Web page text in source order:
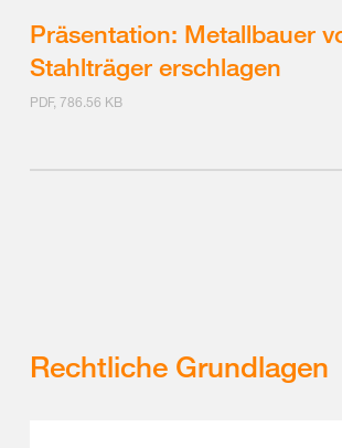
Präsentation: Metallbauer
Stahlträger erschlagen
PDF, 786.56 KB
Rechtliche Grundlagen